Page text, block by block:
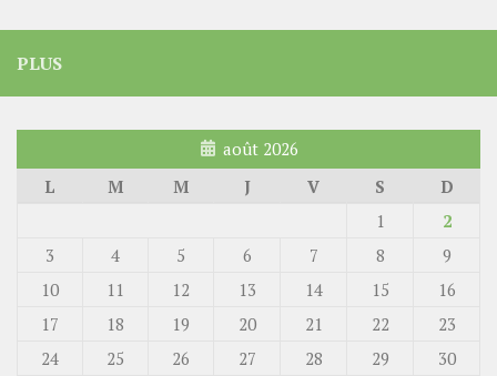
PLUS
août 2026
L
M M J V S
D
1
2
3
4 5 6 7 8
9
10
11 12 13 14 15
16
17
18 19 20 21 22
23
24
25 26 27 28 29
30